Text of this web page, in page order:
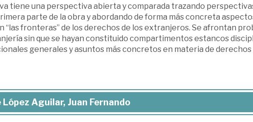
tiene una perspectiva abierta y comparada trazando
parte de la obra y abordando de forma más concreta
“las fronteras” de los derechos de los extranjeros. Se afrontan
sin que se hayan constituido compartimentos estancos
generales y asuntos más concretos en materia de
Aguilar, Juan Fernando